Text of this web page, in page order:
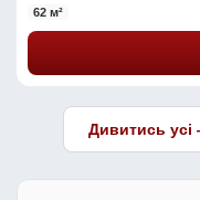
62 м²
Дивитись